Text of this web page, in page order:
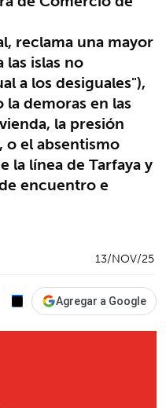
reclama una mayor
islas no
a los desiguales"),
demoras en las
la presión
el absentismo
la línea de Tarfaya y
encuentro e
13/NOV/25
Agregar a Google